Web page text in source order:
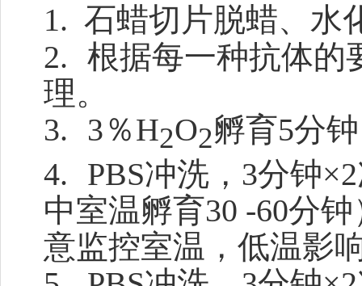
1. 石蜡切片脱蜡、水
2. 根据每一种抗体的
理。
3.
3％H2O2孵育5分
4. PBS冲洗，3分钟
中室温孵育30 -60分
意监控室温，低温影